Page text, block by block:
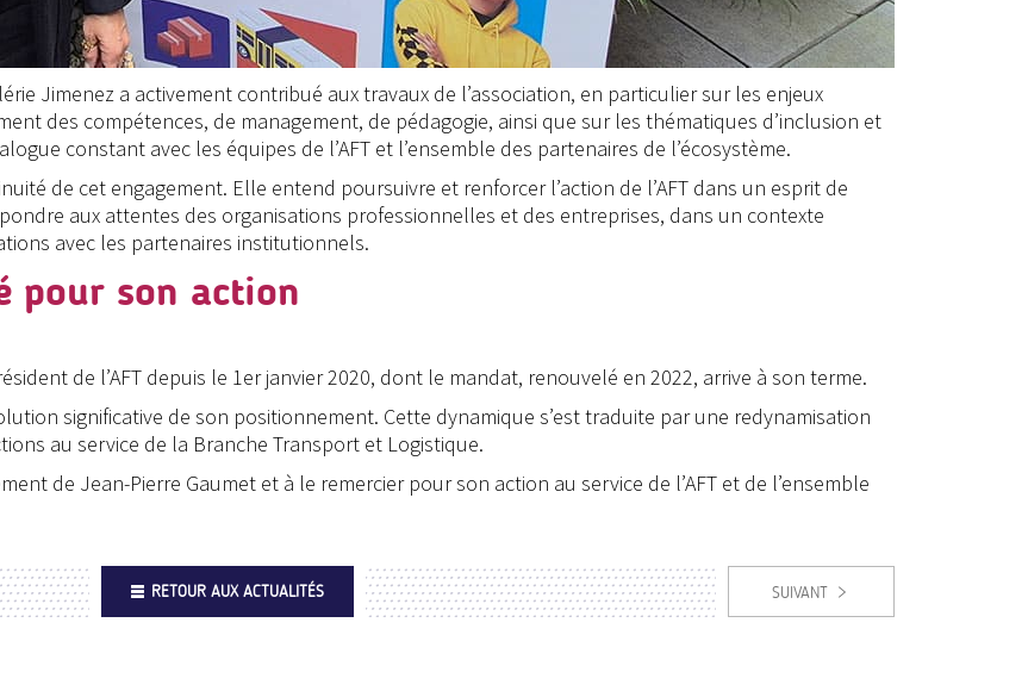
Jimenez a activement contribué aux travaux de l’association, en particulier sur les enjeux
des compétences, de management, de pédagogie, ainsi que sur les thématiques d’inclusion et
constant avec les équipes de l’AFT et l’ensemble des partenaires de l’écosystème.
de cet engagement. Elle entend poursuivre et renforcer l’action de l’AFT dans un esprit de
aux attentes des organisations professionnelles et des entreprises, dans un contexte
avec les partenaires institutionnels.
pour son action
de l’AFT depuis le 1er janvier 2020, dont le mandat, renouvelé en 2022, arrive à son terme.
significative de son positionnement. Cette dynamique s’est traduite par une redynamisation
au service de la Branche Transport et Logistique.
de Jean-Pierre Gaumet et à le remercier pour son action au service de l’AFT et de l’ensemble
RETOUR AUX ACTUALITÉS SUIVANT